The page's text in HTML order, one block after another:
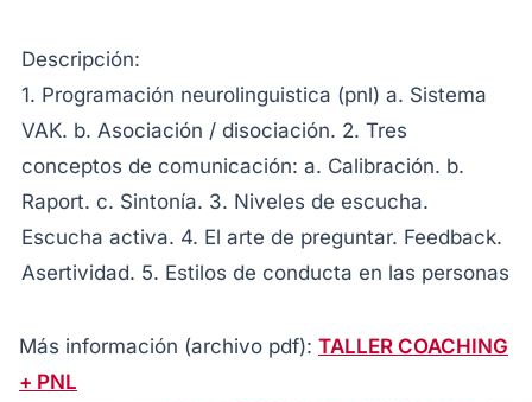
Descripción:
1. Programación neurolinguistica (pnl) a. Sistema
VAK. b. Asociación / disociación. 2. Tres
conceptos de comunicación: a. Calibración. b.
Raport. c. Sintonía. 3. Niveles de escucha.
Escucha activa. 4. El arte de preguntar. Feedback.
Asertividad. 5. Estilos de conducta en las personas
Más información (archivo pdf): TALLER COACHING
+ PNL